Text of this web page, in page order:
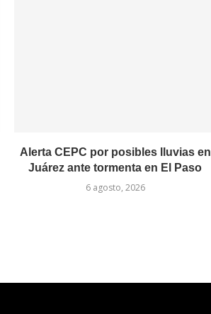
Alerta CEPC por posibles lluvias en
Juárez ante tormenta en El Paso
6 agosto, 2026